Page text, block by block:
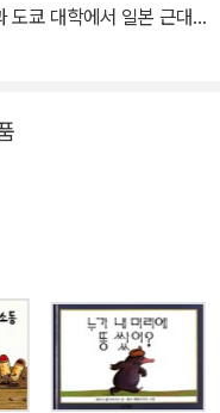
도쿄 대학에서 일본 근대
절임』, 『소란한 보통날』,